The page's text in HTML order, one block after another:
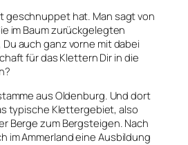
geschnuppet hat. Man sagt von
im Baum zurückgelegten
auch ganz vorne mit dabei
für das Klettern Dir in die
aus Oldenburg. Und dort
typische Klettergebiet, also
Berge zum Bergsteigen. Nach
im Ammerland eine Ausbildung